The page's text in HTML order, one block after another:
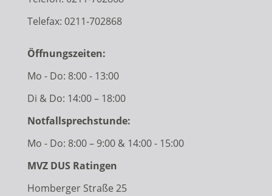
Telefax: 0211-702868
Öffnungszeiten:
Mo - Do: 8:00 - 13:00
Di & Do: 14:00 – 18:00
Notfallsprechstunde:
Mo - Do: 8:00 – 9:00 & 14:00 - 15:00
MVZ DUS Ratingen
Homberger Straße 25